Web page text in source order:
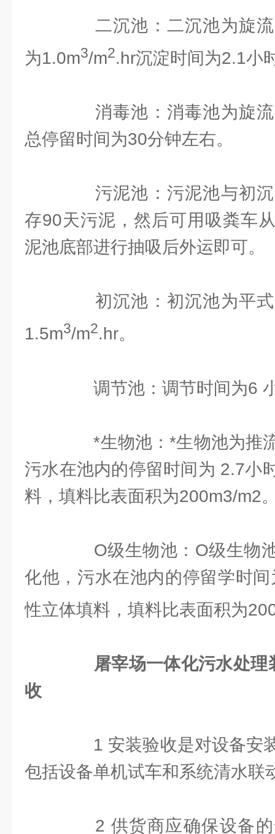
二沉池：二沉池为旋流
为1.0m3/m2.hr沉淀时间为2.1小
消毒池：消毒池为旋流
总停留时间为30分钟左右。
污泥池：污泥池与初沉
存90天污泥，然后可用吸粪车
泥池底部进行抽吸后外运即可。
初沉池：初沉池为平式
1.5m3/m2.hr。
调节池：调节时间为6
*生物池：*生物池为推
污水在池内的停留时间为 2.7小
料，填料比表面积为200m3/m2
O级生物池：O级生物池
化他，污水在池内的停留学时
性立体填料，填料比表面积为
屠宰场一体化污水处
收
1 安装验收是对设备安
包括设备单机试车和系统清水联
2 供货商应确保设备的